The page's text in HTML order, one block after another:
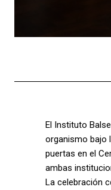
El Instituto
organismo bajo
puertas en el
ambas
La celebración